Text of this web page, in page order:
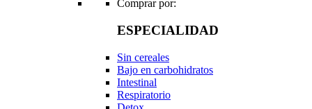
Comprar por:
ESPECIALIDAD
Sin cereales
Bajo en carbohidratos
Intestinal
Respiratorio